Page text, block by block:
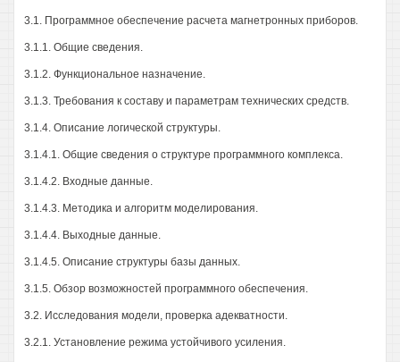
3.1. Программное обеспечение расчета магнетронных приборов.
3.1.1. Общие сведения.
3.1.2. Функциональное назначение.
3.1.3. Требования к составу и параметрам технических средств.
3.1.4. Описание логической структуры.
3.1.4.1. Общие сведения о структуре программного комплекса.
3.1.4.2. Входные данные.
3.1.4.3. Методика и алгоритм моделирования.
3.1.4.4. Выходные данные.
3.1.4.5. Описание структуры базы данных.
3.1.5. Обзор возможностей программного обеспечения.
3.2. Исследования модели, проверка адекватности.
3.2.1. Установление режима устойчивого усиления.